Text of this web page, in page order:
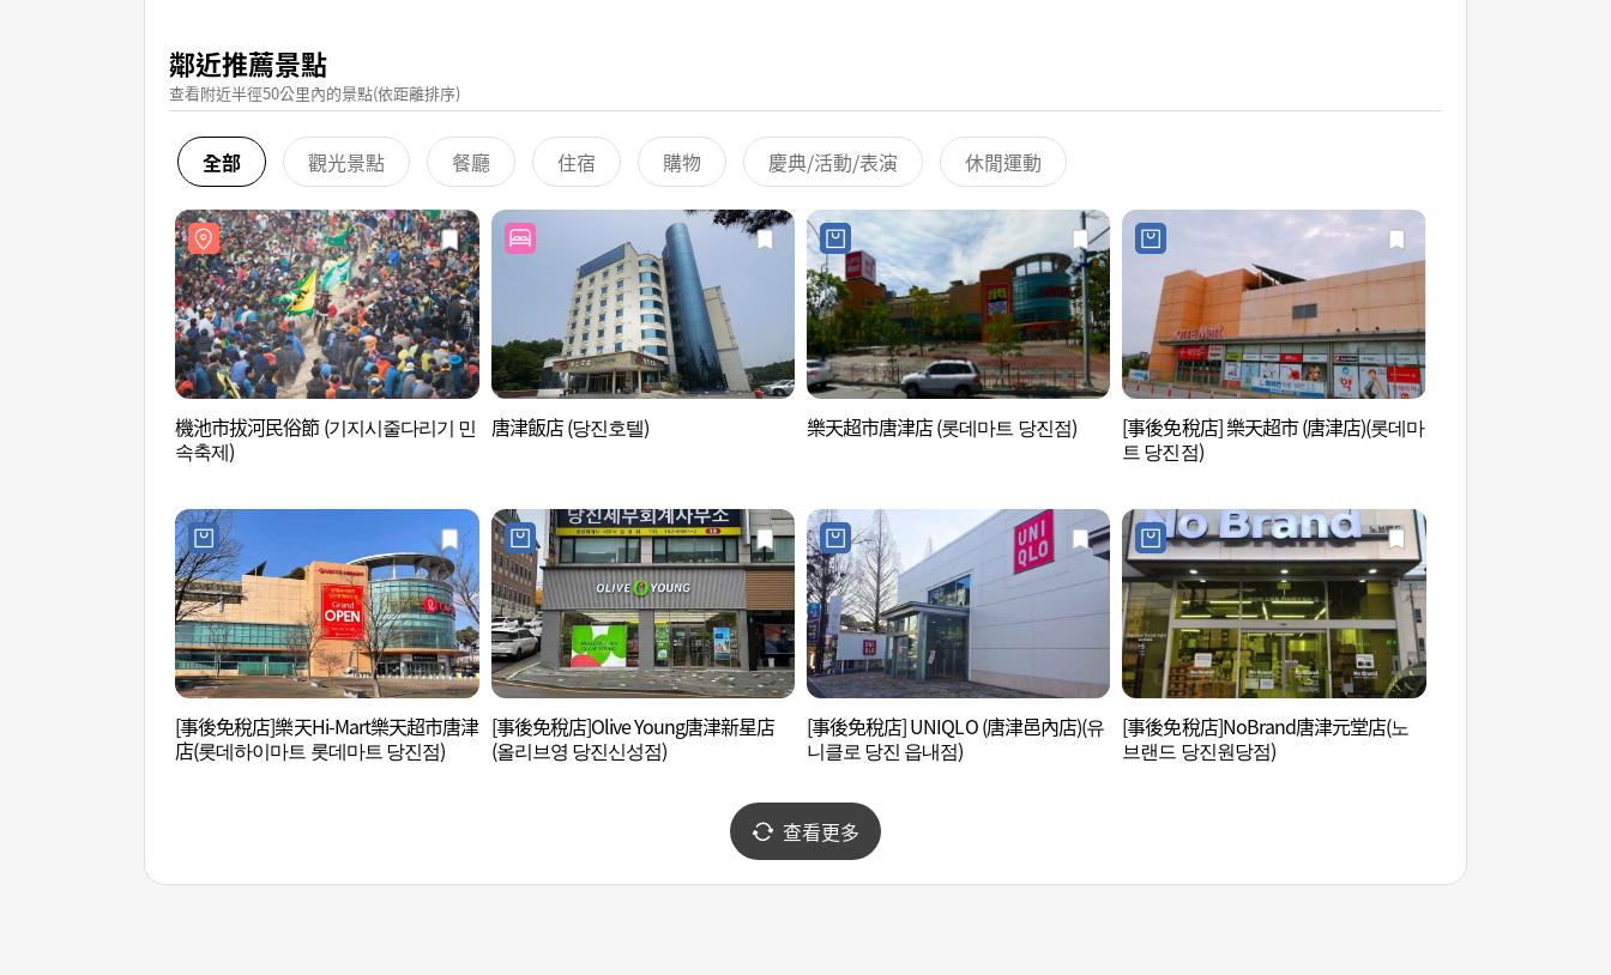
鄰近推薦景點
查看附近半徑50公里內的景點(依距離排序)
全部 觀光景點 餐廳 住宿 購物 慶典/活動/表演 休閒運動
機池市拔河民俗節 (기지시줄다리기 민
속축제)
唐津飯店 (당진호텔) 樂天超市唐津店 (롯데마트 당진점)
[事後免稅店] 樂天超市 (唐津店)(롯데마
트 당진점)
[事後免稅店]樂天Hi-Mart樂天超市唐津
店(롯데하이마트 롯데마트 당진점)
[事後免稅店]Olive Young唐津新星店
(올리브영 당진신성점)
[事後免稅店] UNIQLO (唐津邑內店)(유
니클로 당진 읍내점)
[事後免稅店]NoBrand唐津元堂店(노
브랜드 당진원당점)
查看更多